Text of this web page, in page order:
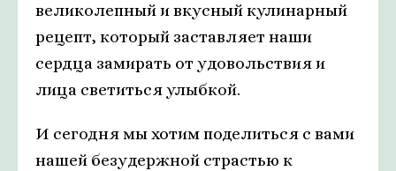
великолепный и вкусный кулинарный
рецепт, который заставляет наши
сердца замирать от удовольствия и
лица светиться улыбкой.
И сегодня мы хотим поделиться с вами
нашей безудержной страстью к